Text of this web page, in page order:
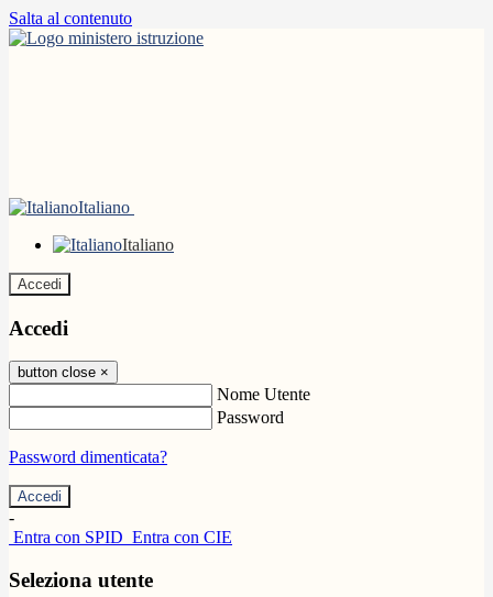
Salta al contenuto
Italiano
Italiano
Accedi
Accedi
button close ×
Nome Utente
Password
Password dimenticata?
-
Entra con SPID Entra con CIE
Seleziona utente